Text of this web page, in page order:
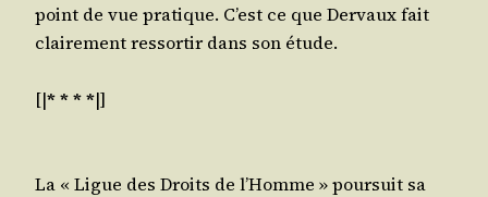
point de vue pra­tique. C’est ce que Der­vaux fait
clai­re­ment res­sor­tir dans son étude.
[|* * * *|]
La « Ligue des Droits de l’Homme » pour­suit sa